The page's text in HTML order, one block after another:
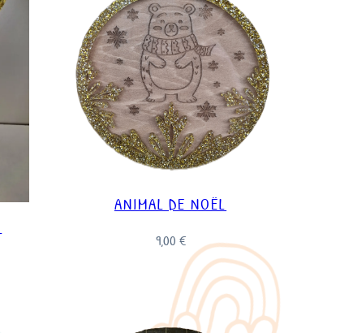
ANIMAL DE NOËL
9,00 €